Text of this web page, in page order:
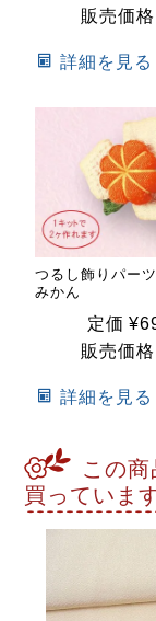
販売価格
詳細を見る
つるし飾りパー
みかん
定価 ¥
販売価格
詳細を見る
この
買っていま